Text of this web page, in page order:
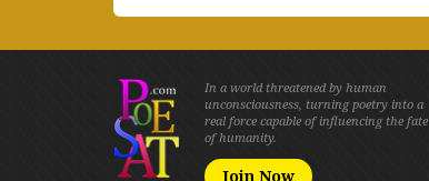
In a world threatened by human
unconsciousness, turning poetry into a
real force capable of influencing the fate
of humanity.
Join Now